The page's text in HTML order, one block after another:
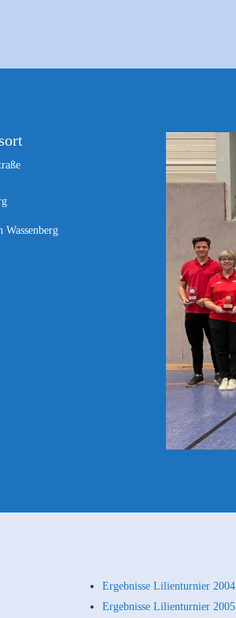
Ergebnisse Lilienturnier 2004
Ergebnisse Lilienturnier 2005